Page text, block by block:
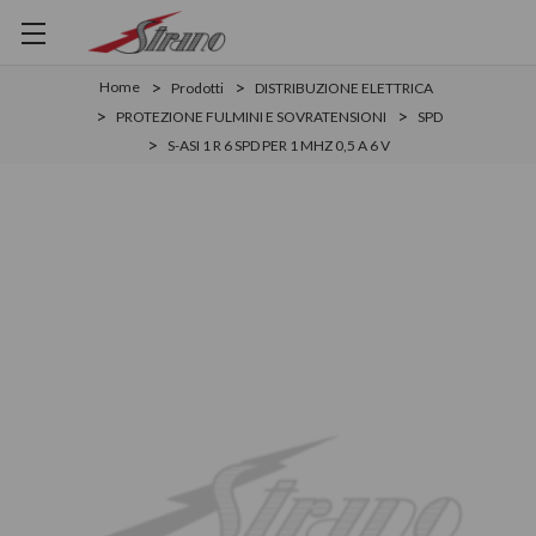
Home Prodotti
DISTRIBUZIONE ELETTRICA
PROTEZIONE FULMINI E SOVRATENSIONI
SPD
S-ASI 1 R 6 SPD PER 1 MHZ 0,5 A 6 V